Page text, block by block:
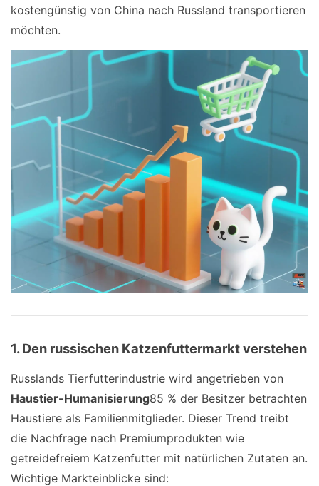
kostengünstig von China nach Russland transportieren
möchten.
1. Den russischen Katzenfuttermarkt verstehen
Russlands Tierfutterindustrie wird angetrieben von
Haustier-Humanisierung85 % der Besitzer betrachten
Haustiere als Familienmitglieder. Dieser Trend treibt
die Nachfrage nach Premiumprodukten wie
getreidefreiem Katzenfutter mit natürlichen Zutaten an.
Wichtige Markteinblicke sind: